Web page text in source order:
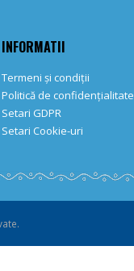
INFORMATII
Termeni și condiții
Politică de confidențialitate
Setari GDPR
Setari Cookie-uri